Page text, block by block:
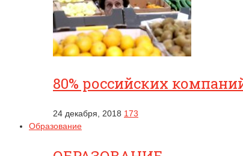
80% российских
24 декабря, 2018 173
Образование